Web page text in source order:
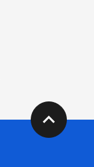
expand_less